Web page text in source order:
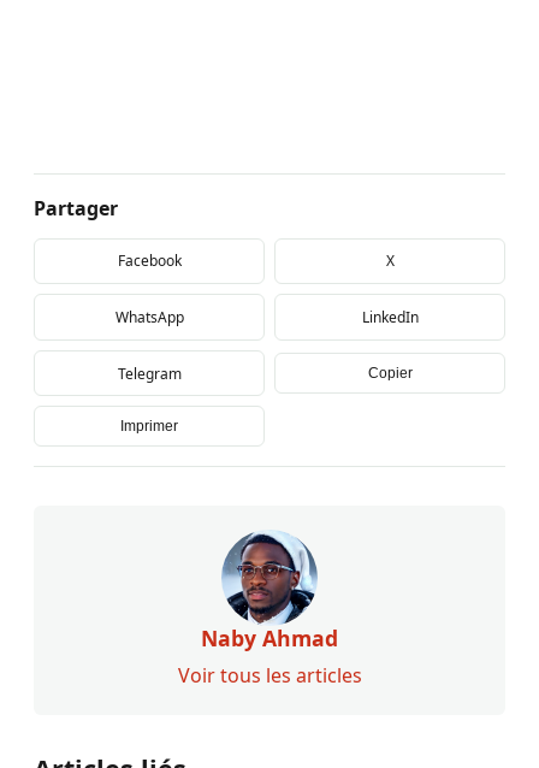
Partager
Facebook X
WhatsApp LinkedIn
Telegram Copier
Imprimer
Naby Ahmad
Voir tous les articles